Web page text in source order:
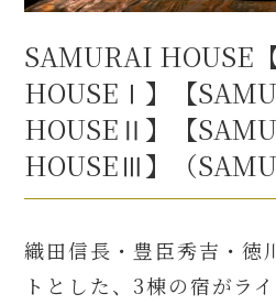
SAMURAI HOUSE
HOUSEⅠ】【
HOUSEⅡ】【
HOUSEⅢ】（
織田信長・豊臣秀吉・徳
トとした、3棟の宿がラ